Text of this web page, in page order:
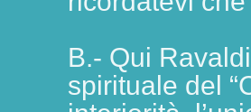
B.- Qui
spirituale del